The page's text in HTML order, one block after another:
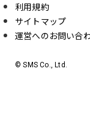
利用規約
サイトマップ
運営へのお問い合
© SMS Co., Ltd.